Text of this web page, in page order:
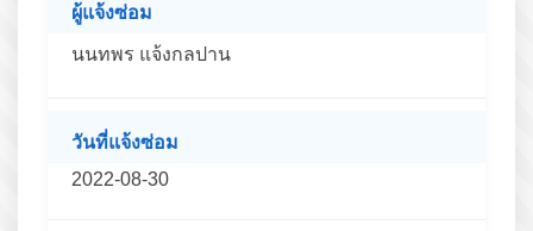
ผู้แจ้งซ่อม
นนทพร แจ้งกลปาน
วันที่แจ้งซ่อม
2022-08-30